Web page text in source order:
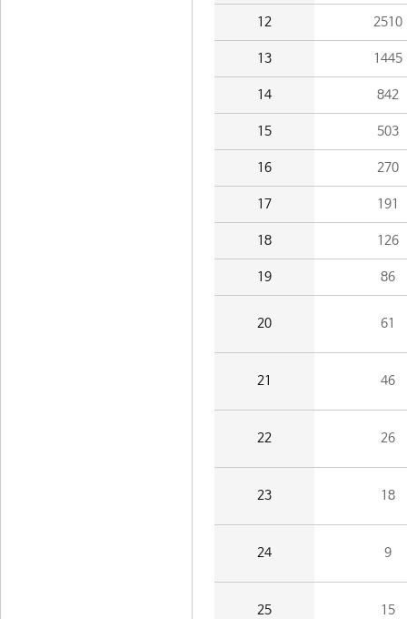
12 2510
13 1445
14 842
15 503
16 270
17 191
18 126
19 86
20 61
21 46
22 26
23 18
24 9
25 15